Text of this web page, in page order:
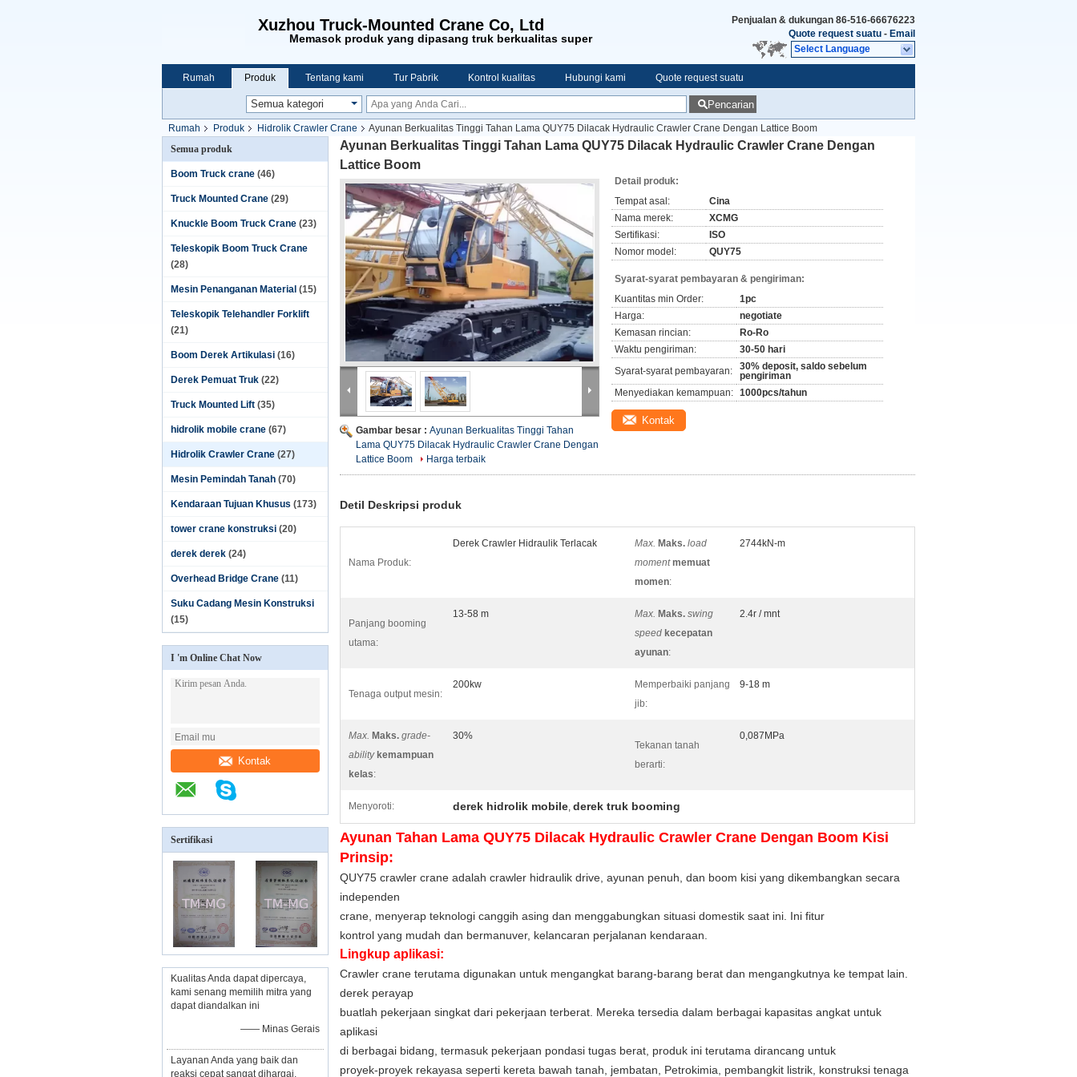
Xuzhou Truck-Mounted Crane Co, Ltd
Memasok produk yang dipasang truk berkualitas super
Penjualan & dukungan 86-516-66676223
Quote request suatu - Email
Select Language
Rumah Produk Tentang kami Tur Pabrik Kontrol kualitas Hubungi kami Quote request suatu
Pencarian
Rumah Produk Hidrolik Crawler Crane
Ayunan Berkualitas Tinggi Tahan Lama QUY75 Dilacak Hydraulic Crawler Crane Dengan Lattice Boom
Semua produk
Boom Truck crane (46)
Truck Mounted Crane (29)
Knuckle Boom Truck Crane (23)
Teleskopik Boom Truck Crane
(28)
Mesin Penanganan Material (15)
Teleskopik Telehandler Forklift
(21)
Boom Derek Artikulasi (16)
Derek Pemuat Truk (22)
Truck Mounted Lift (35)
hidrolik mobile crane (67)
Hidrolik Crawler Crane (27)
Mesin Pemindah Tanah (70)
Kendaraan Tujuan Khusus (173)
tower crane konstruksi (20)
derek derek (24)
Overhead Bridge Crane (11)
Suku Cadang Mesin Konstruksi
(15)
I 'm Online Chat Now
Kontak
Sertifikasi
Kualitas Anda dapat dipercaya,
kami senang memilih mitra yang
dapat diandalkan ini
—— Minas Gerais
Layanan Anda yang baik dan
reaksi cepat sangat dihargai,
Ayunan Berkualitas Tinggi Tahan Lama QUY75 Dilacak Hydraulic Crawler Crane Dengan
Lattice Boom
Gambar besar : Ayunan Berkualitas Tinggi Tahan
Lama QUY75 Dilacak Hydraulic Crawler Crane Dengan
Lattice Boom
Harga terbaik
Detail produk:
Tempat asal:
Cina
Nama merek:
XCMG
Sertifikasi:
ISO
Nomor model:
QUY75
Syarat-syarat pembayaran & pengiriman:
Kuantitas min Order:
1pc
Harga:
negotiate
Kemasan rincian:
Ro-Ro
Waktu pengiriman:
30-50 hari
Syarat-syarat pembayaran:
30% deposit, saldo sebelum
pengiriman
Menyediakan kemampuan: 1000pcs/tahun
Kontak
Detil Deskripsi produk
Nama Produk:
Derek Crawler Hidraulik Terlacak Max. Maks. load
moment memuat
momen:
2744kN-m
Panjang booming
utama:
13-58 m Max. Maks. swing
speed kecepatan
ayunan:
2.4r / mnt
Tenaga output mesin:
200kw
Memperbaiki panjang
jib:
9-18 m
Max. Maks. grade-
ability kemampuan
kelas:
30%
Tekanan tanah
berarti:
0,087MPa
Menyoroti: derek hidrolik mobile, derek truk booming
Ayunan Tahan Lama QUY75 Dilacak Hydraulic Crawler Crane Dengan Boom Kisi
Prinsip:
QUY75 crawler crane adalah crawler hidraulik drive, ayunan penuh, dan boom kisi yang dikembangkan secara
independen
crane, menyerap teknologi canggih asing dan menggabungkan situasi domestik saat ini. Ini fitur
kontrol yang mudah dan bermanuver, kelancaran perjalanan kendaraan.
Lingkup aplikasi:
Crawler crane terutama digunakan untuk mengangkat barang-barang berat dan mengangkutnya ke tempat lain.
derek perayap
buatlah pekerjaan singkat dari pekerjaan terberat. Mereka tersedia dalam berbagai kapasitas angkat untuk
aplikasi
di berbagai bidang, termasuk pekerjaan pondasi tugas berat, produk ini terutama dirancang untuk
proyek-proyek rekayasa seperti kereta bawah tanah, jembatan, Petrokimia, pembangkit listrik, konstruksi tenaga